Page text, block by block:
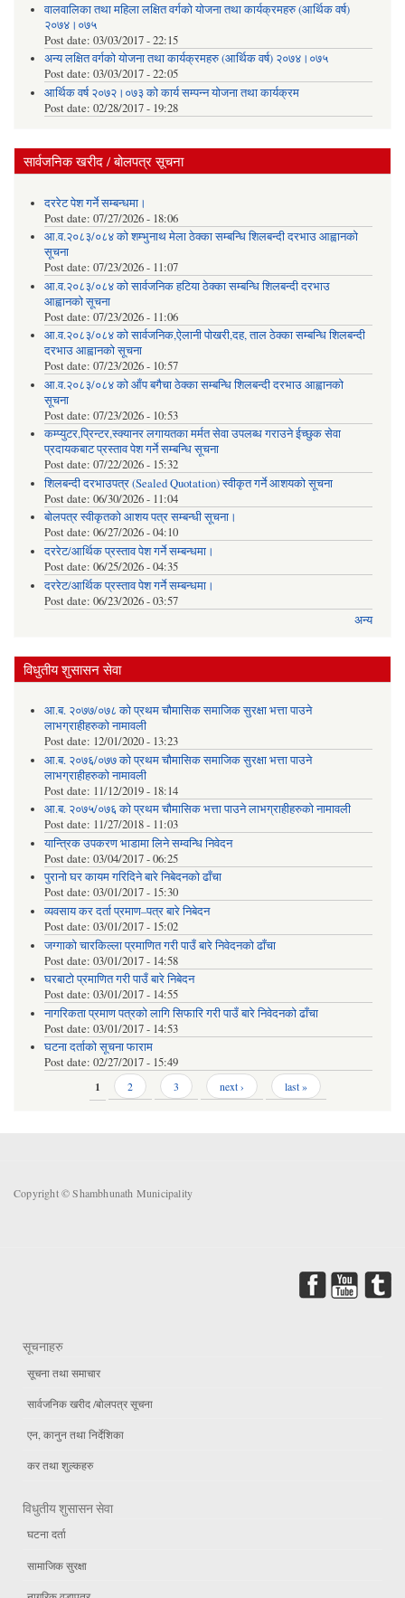
वालवालिका तथा महिला लक्षित वर्गको योजना तथा कार्यक्रमहरु (आर्थिक वर्ष)
२०७४।०७५
Post date: 03/03/2017 - 22:15
अन्य लक्षित वर्गको योजना तथा कार्यक्रमहरु (आर्थिक वर्ष) २०७४।०७५
Post date: 03/03/2017 - 22:05
आर्थिक वर्ष २०७२।०७३ को कार्य सम्पन्न योजना तथा कार्यक्रम
Post date: 02/28/2017 - 19:28
सार्वजनिक खरीद / बोलपत्र सूचना
दररेट पेश गर्ने सम्बन्धमा।
Post date: 07/27/2026 - 18:06
आ.व.२०८३/०८४ को शम्भुनाथ मेला ठेक्का सम्बन्धि शिलबन्दी दरभाउ आह्वानको
सूचना
Post date: 07/23/2026 - 11:07
आ.व.२०८३/०८४ को सार्वजनिक हटिया ठेक्का सम्बन्धि शिलबन्दी दरभाउ
आह्वानको सूचना
Post date: 07/23/2026 - 11:06
आ.व.२०८३/०८४ को सार्वजनिक,ऐलानी पोखरी,दह, ताल ठेक्का सम्बन्धि शिलबन्दी
दरभाउ आह्वानको सूचना
Post date: 07/23/2026 - 10:57
आ.व.२०८३/०८४ को आँप बगैचा ठेक्का सम्बन्धि शिलबन्दी दरभाउ आह्वानको
सूचना
Post date: 07/23/2026 - 10:53
कम्प्युटर,प्रिन्टर,स्क्यानर लगायतका मर्मत सेवा उपलब्ध गराउने ईच्छुक सेवा
प्रदायकबाट प्रस्ताव पेश गर्ने सम्बन्धि सूचना
Post date: 07/22/2026 - 15:32
शिलबन्दी दरभाउपत्र (Sealed Quotation) स्वीकृत गर्ने आशयको सूचना
Post date: 06/30/2026 - 11:04
बोलपत्र स्वीकृतको आशय पत्र सम्बन्धी सूचना।
Post date: 06/27/2026 - 04:10
दररेट/आर्थिक प्रस्ताव पेश गर्ने सम्बन्धमा।
Post date: 06/25/2026 - 04:35
दररेट/आर्थिक प्रस्ताव पेश गर्ने सम्बन्धमा।
Post date: 06/23/2026 - 03:57
अन्य
विधुतीय शुसासन सेवा
आ.ब. २०७७/०७८ को प्रथम चौमासिक समाजिक सुरक्षा भत्ता पाउने
लाभग्राहीहरुको नामावली
Post date: 12/01/2020 - 13:23
आ.ब. २०७६/०७७ को प्रथम चौमासिक समाजिक सुरक्षा भत्ता पाउने
लाभग्राहीहरुको नामावली
Post date: 11/12/2019 - 18:14
आ.ब. २०७५/०७६ को प्रथम चौमासिक भत्ता पाउने लाभग्राहीहरुको नामावली
Post date: 11/27/2018 - 11:03
यान्त्रिक उपकरण भाडामा लिने सम्वन्धि निवेदन
Post date: 03/04/2017 - 06:25
पुरानो घर कायम गरिदिने बारे निबेदनको ढाँचा
Post date: 03/01/2017 - 15:30
व्यवसाय कर दर्ता प्रमाण–पत्र बारे निबेदन
Post date: 03/01/2017 - 15:02
जग्गाको चारकिल्ला प्रमाणित गरी पाउँ बारे निवेदनको ढाँचा
Post date: 03/01/2017 - 14:58
घरबाटो प्रमाणित गरी पाउँ बारे निबेदन
Post date: 03/01/2017 - 14:55
नागरिकता प्रमाण पत्रको लागि सिफारि गरी पाउँ बारे निवेदनको ढाँचा
Post date: 03/01/2017 - 14:53
घटना दर्ताको सूचना फाराम
Post date: 02/27/2017 - 15:49
1 2 3 next › last »
Copyright © Shambhunath Municipality
सूचनाहरु
सूचना तथा समाचार
सार्वजनिक खरीद /बोलपत्र सूचना
एन, कानुन तथा निर्देशिका
कर तथा शुल्कहरु
विधुतीय शुसासन सेवा
घटना दर्ता
सामाजिक सुरक्षा